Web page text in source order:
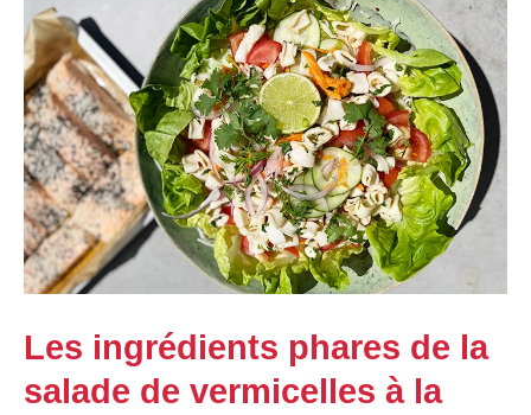
Les ingrédients phares de la
salade de vermicelles à la